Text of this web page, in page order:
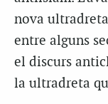
nova
entre alguns
el discurs
la ultradreta